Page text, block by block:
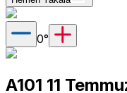
0°
A101 11